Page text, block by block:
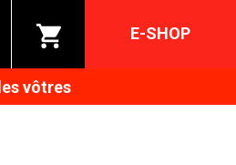
E-SHOP
vôtres